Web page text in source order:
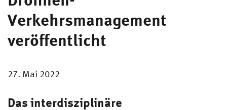
Verkehrsmanagement
veröffentlicht
27. Mai 2022
Das interdisziplinäre